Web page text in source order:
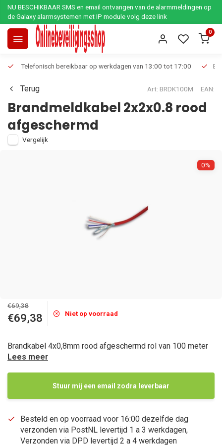
NU BESCHIKBAAR SMS en email ontvangen van de alarmmeldingen op
de Galaxy alarmsystemen met IP module volg deze link
0
Telefonisch bereikbaar op werkdagen van 13:00 tot 17:00
Terug Art: BRDK100M EAN:
Brandmeldkabel 2x2x0.8 rood
afgeschermd
Vergelijk
0%
€69,38
€69,38 Niet op voorraad
Brandkabel 4x0,8mm rood afgeschermd rol van 100 meter
Lees meer
Stuur mij een email zodra leverbaar
Besteld en op voorraad voor 16:00 dezelfde dag
verzonden via PostNL levertijd 1 a 3 werkdagen,
Verzonden via DPD levertijd 2 a 4 werkdagen